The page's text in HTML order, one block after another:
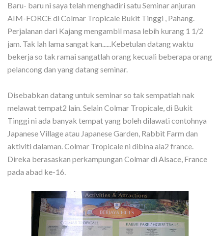
Baru- baru ni saya telah menghadiri satu Seminar anjuran
AIM-FORCE di Colmar Tropicale Bukit Tinggi , Pahang.
Perjalanan dari Kajang mengambil masa lebih kurang 1 1/2
jam. Tak lah lama sangat kan......Kebetulan datang waktu
bekerja so tak ramai sangatlah orang kecuali beberapa orang
pelancong dan yang datang seminar.
Disebabkan datang untuk seminar so tak sempatlah nak
melawat tempat2 lain. Selain Colmar Tropicale, di Bukit
Tinggi ni ada banyak tempat yang boleh dilawati contohnya
Japanese Village atau Japanese Garden, Rabbit Farm dan
aktiviti dalaman. Colmar Tropicale ni dibina ala2 france.
Direka berasaskan perkampungan Colmar di Alsace, France
pada abad ke-16.